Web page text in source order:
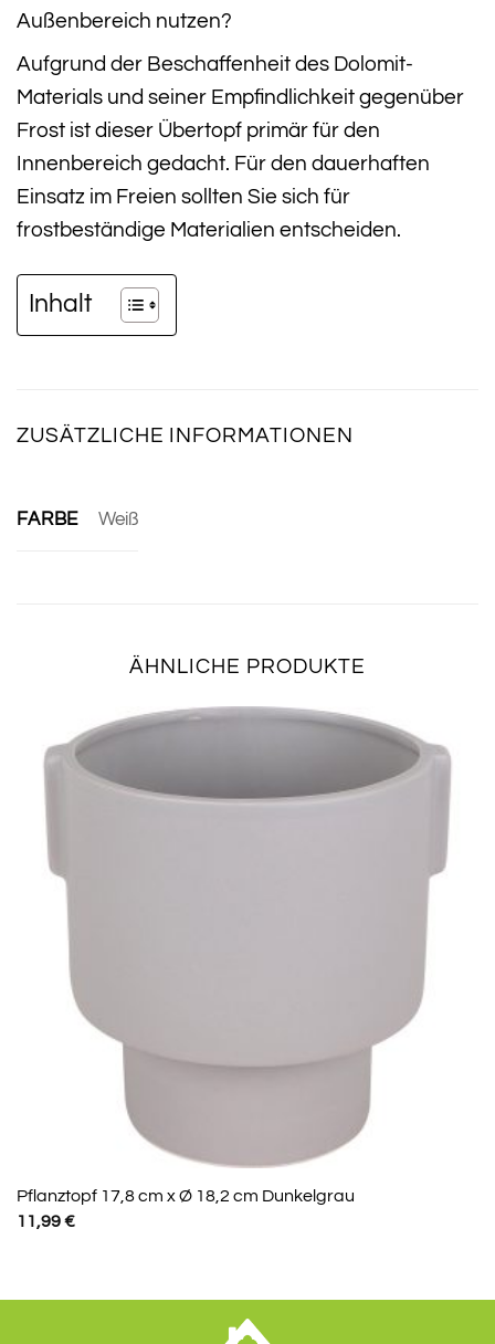
Außenbereich nutzen?
Aufgrund der Beschaffenheit des Dolomit-
Materials und seiner Empfindlichkeit gegenüber
Frost ist dieser Übertopf primär für den
Innenbereich gedacht. Für den dauerhaften
Einsatz im Freien sollten Sie sich für
frostbeständige Materialien entscheiden.
Inhalt
ZUSÄTZLICHE INFORMATIONEN
FARBE Weiß
ÄHNLICHE PRODUKTE
Pflanztopf 17,8 cm x Ø 18,2 cm Dunkelgrau
11,99€